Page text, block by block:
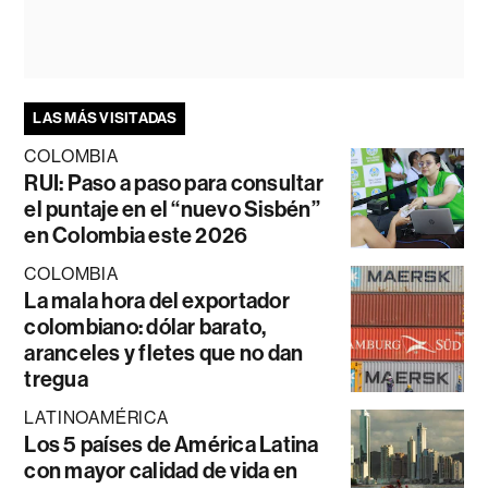
LAS MÁS VISITADAS
COLOMBIA
RUI: Paso a paso para consultar
el puntaje en el “nuevo Sisbén”
en Colombia este 2026
COLOMBIA
La mala hora del exportador
colombiano: dólar barato,
aranceles y fletes que no dan
tregua
LATINOAMÉRICA
Los 5 países de América Latina
con mayor calidad de vida en